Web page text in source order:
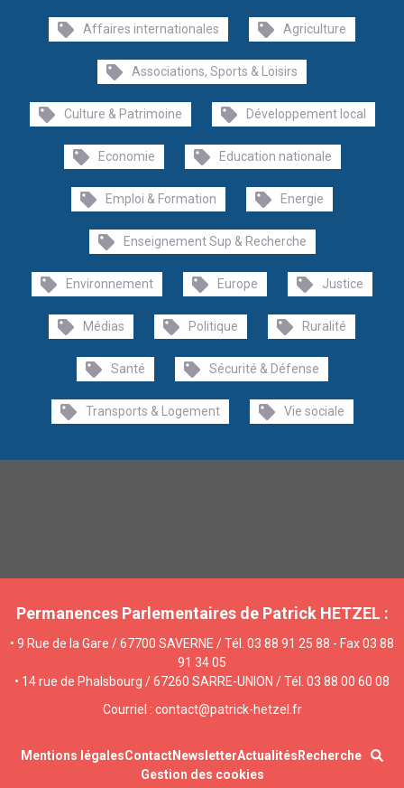
Affaires internationales Agriculture
Associations, Sports & Loisirs
Culture & Patrimoine Développement local
Economie Education nationale
Emploi & Formation Energie
Enseignement Sup & Recherche
Environnement Europe Justice
Médias Politique Ruralité
Santé Sécurité & Défense
Transports & Logement Vie sociale
Permanences Parlementaires de Patrick HETZEL :
• 9 Rue de la Gare / 67700 SAVERNE / Tél. 03 88 91 25 88 - Fax 03 88
91 34 05
• 14 rue de Phalsbourg / 67260 SARRE-UNION / Tél. 03 88 00 60 08
Courriel : contact@patrick-hetzel.fr
Mentions légalesContactNewsletterActualités Recherche
Gestion des cookies